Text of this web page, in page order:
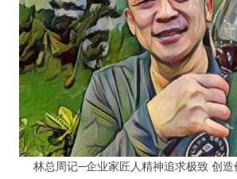
林总周记─企业家匠人精神追求极致 创